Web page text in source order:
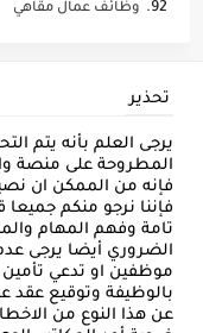
وظائف عمال مقاهي
تحذير
يرجى العلم بأنه يتم
المطروحة على منصة
فإنه من الممكن ان
فإننا نرجو منكم
تامة وفهم المهام
الضروري أيضا يرجى
موظفين او تدعي
بالوظيفة وتوقيع
عن هذا النوع من